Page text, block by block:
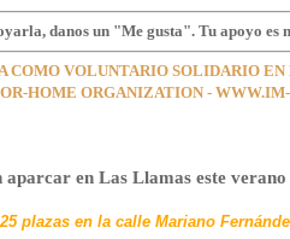
danos un "Me gusta". Tu apoyo
COMO VOLUNTARIO SOLIDARIO EN
HOME ORGANIZATION -
en Las Llamas este verano
plazas en la calle Mariano